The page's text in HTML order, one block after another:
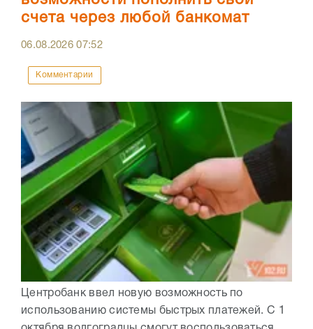
счета через любой банкомат
06.08.202607:52
Комментарии
Центробанк ввел новую возможность по
использованию системы быстрых платежей. С 1